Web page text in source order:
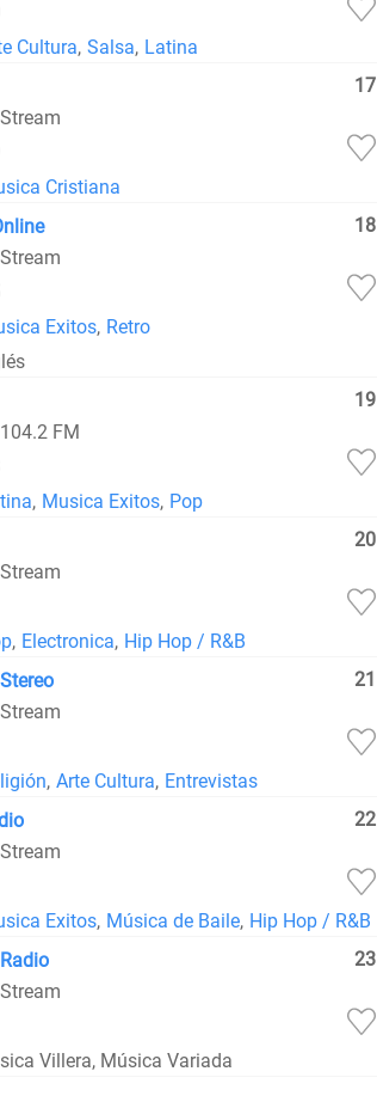
Cultura, Salsa, Latina
17
Cristiana
18
Exitos, Retro
19
FM
, Musica Exitos, Pop
20
, Electronica, Hip Hop / R&B
21
, Arte Cultura, Entrevistas
22
Exitos, Música de Baile, Hip Hop / R&B
23
Villera, Música Variada